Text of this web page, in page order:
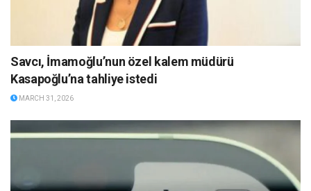
Savcı, İmamoğlu’nun özel kalem müdürü
Kasapoğlu’na tahliye istedi
MARCH 31, 2026